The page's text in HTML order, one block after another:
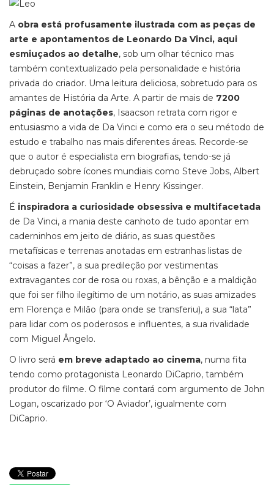
A obra está profusamente ilustrada com as peças de
arte e apontamentos de Leonardo Da Vinci, aqui
esmiuçados ao detalhe, sob um olhar técnico mas
também contextualizado pela personalidade e história
privada do criador. Uma leitura deliciosa, sobretudo para os
amantes de História da Arte. A partir de mais de 7200
páginas de anotações, Isaacson retrata com rigor e
entusiasmo a vida de Da Vinci e como era o seu método de
estudo e trabalho nas mais diferentes áreas. Recorde-se
que o autor é especialista em biografias, tendo-se já
debruçado sobre ícones mundiais como Steve Jobs, Albert
Einstein, Benjamin Franklin e Henry Kissinger.
É inspiradora a curiosidade obsessiva e multifacetada
de Da Vinci, a mania deste canhoto de tudo apontar em
caderninhos em jeito de diário, as suas questões
metafísicas e terrenas anotadas em estranhas listas de
“coisas a fazer”, a sua predileção por vestimentas
extravagantes cor de rosa ou roxas, a bênção e a maldição
que foi ser filho ilegítimo de um notário, as suas amizades
em Florença e Milão (para onde se transferiu), a sua “lata”
para lidar com os poderosos e influentes, a sua rivalidade
com Miguel Ângelo.
O livro será em breve adaptado ao cinema, numa fita
tendo como protagonista Leonardo DiCaprio, também
produtor do filme. O filme contará com argumento de John
Logan, oscarizado por ‘O Aviador’, igualmente com
DiCaprio.